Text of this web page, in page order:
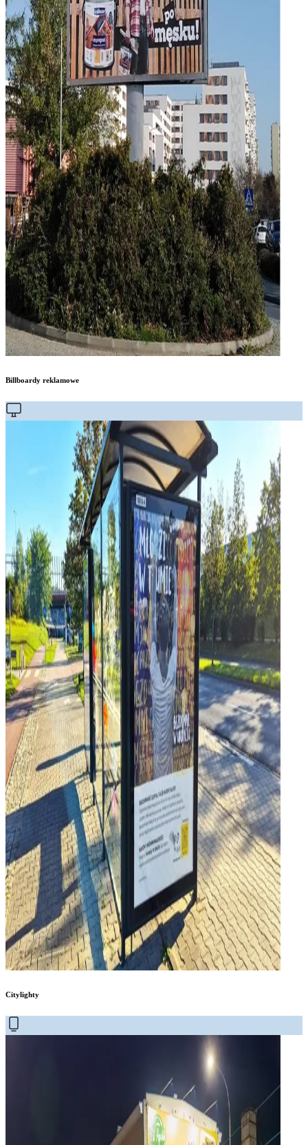
Billboardy reklamowe
Citylighty